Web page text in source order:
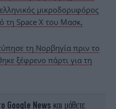
μικροδορυφόρος
τη Space X του Μασκ,
τη Νορβηγία πριν το
ξέφρενο πάρτι για τη
Google News και μάθετε